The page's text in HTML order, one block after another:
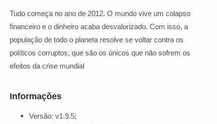
Tudo começa no ano de 2012. O mundo vive um colapso
financeiro e o dinheiro acaba desvalorizado. Com isso, a
população de todo o planeta resolve se voltar contra os
políticos corruptos, que são os únicos que não sofrem os
efeitos da crise mundial
Informações
Versão: v1.9.5;